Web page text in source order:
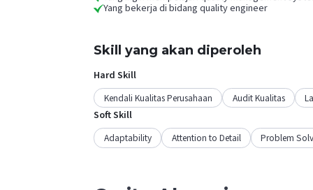
Yang bekerja di bidang quality engineer
Skill yang akan diperoleh
Hard Skill
Kendali Kualitas Perusahaan Audit Kualitas
Soft Skill
Adaptability Attention to Detail Problem